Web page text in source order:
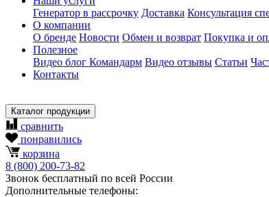
Генератор в рассрочку Доставка Консультация
О компании
О бренде Новости Обмен и возврат Покупка и
Полезное
Видео блог Командарм Видео отзывы Статьи
Контакты
Каталог продукции
сравнить
понравились
корзина
8 (800) 200-73-82
Звонок бесплатный по всей России
Дополнительные телефоны: